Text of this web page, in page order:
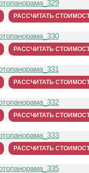
РАССЧИТАТЬ
РАССЧИТАТЬ
РАССЧИТАТЬ
РАССЧИТАТЬ
РАССЧИТАТЬ